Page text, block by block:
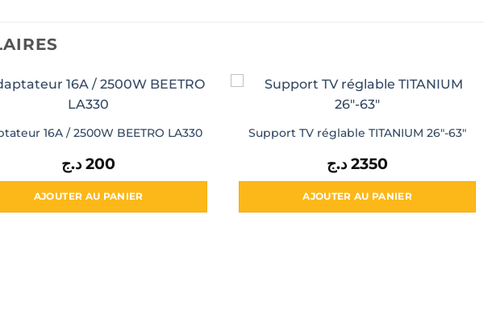
16A / 2500W BEETRO LA330
200 د.ج
AJOUTER AU PANIER
Support TV réglable TITANIUM 26″-63″
2350 د.ج
AJOUTER AU PANIER